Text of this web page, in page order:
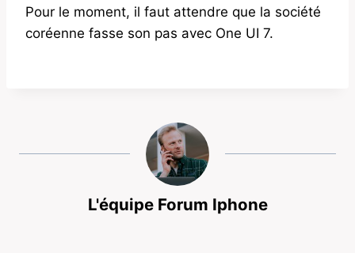
Pour le moment, il faut attendre que la société
coréenne fasse son pas avec One UI 7.
L'équipe Forum Iphone